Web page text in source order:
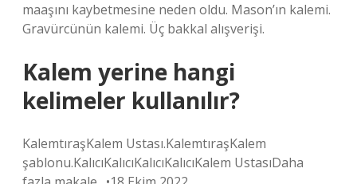
maaşını kaybetmesine neden oldu. Mason’ın kalemi.
Gravürcünün kalemi. Üç bakkal alışverişi.
Kalem yerine hangi
kelimeler kullanılır?
KalemtıraşKalem Ustası.KalemtıraşKalem
şablonu.KalıcıKalıcıKalıcıKalıcıKalem UstasıDaha